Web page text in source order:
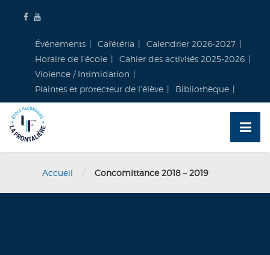
Événements Cafétéria
Calendrier 2026-2027
Horaire de l’école
Cahier des activités 2025-2026
Violence / Intimidation
Plaintes et protecteur de l’élève
Bibliothèque
Accueil / Concomittance 2018 – 2019